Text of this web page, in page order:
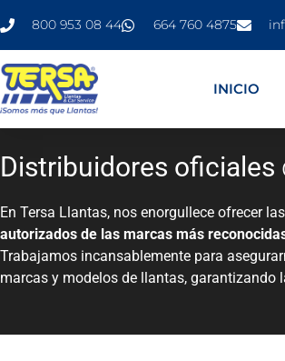
800 953 08 44 664 760 4875
INICIO
Distribuidores oficiales
En Tersa Llantas, nos enorgullece ofrecer
autorizados de las marcas más
Trabajamos incansablemente para
marcas y modelos de llantas, garantizando